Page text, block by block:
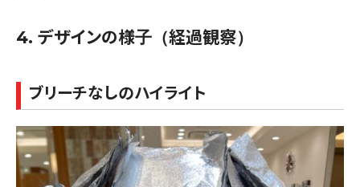
4. デザインの様子（経過観察）
ブリーチなしのハイライト